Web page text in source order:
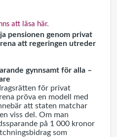
att läsa här.
pensionen genom privat
att regeringen utreder
gynnsamt för alla –
för privat
pröva en modell med
att staten matchar
viss del. Om man
på 1 000 kronor
som